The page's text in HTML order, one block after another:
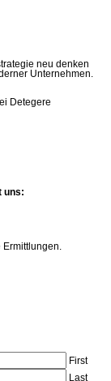
neu denken
Unternehmen.
uns:
First
Last